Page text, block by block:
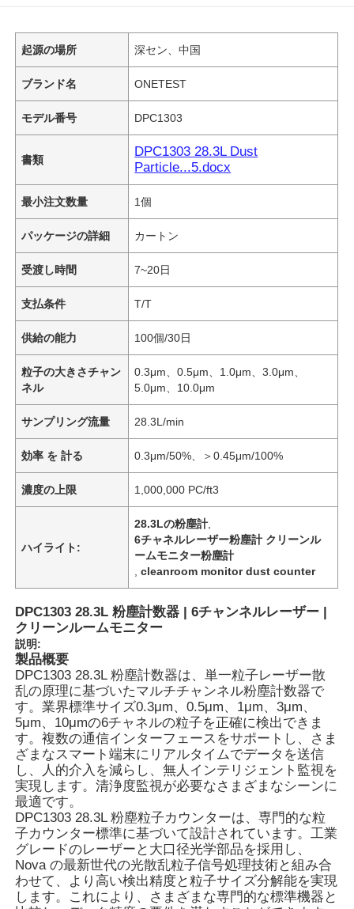
起源の場所 深セン、中国
ブランド名 ONETEST
モデル番号 DPC1303
書類
DPC1303 28.3L Dust
Particle...5.docx
最小注文数量 1個
パッケージの詳細 カートン
受渡し時間 7~20日
支払条件 T/T
供給の能力 100個/30日
粒子の大きさチャン
ネル
0.3μm、0.5μm、1.0μm、3.0μm、
5.0μm、10.0μm
サンプリング流量 28.3L/min
効率 を 計る 0.3μm/50%、＞0.45μm/100%
濃度の上限 1,000,000 PC/ft3
ハイライト:
28.3Lの粉塵計,
6チャネルレーザー粉塵計 クリーンル
ームモニター粉塵計
,cleanroom monitor dust counter
DPC1303 28.3L 粉塵計数器 | 6チャンネルレーザー |
クリーンルームモニター
説明:
製品概要
DPC1303 28.3L 粉塵計数器は、単一粒子レーザー散
乱の原理に基づいたマルチチャンネル粉塵計数器で
す。業界標準サイズ0.3μm、0.5μm、1μm、3μm、
5μm、10μmの6チャネルの粒子を正確に検出できま
す。複数の通信インターフェースをサポートし、さま
ざまなスマート端末にリアルタイムでデータを送信
し、人的介入を減らし、無人インテリジェント監視を
実現します。清浄度監視が必要なさまざまなシーンに
最適です。
DPC1303 28.3L 粉塵粒子カウンターは、専門的な粒
子カウンター標準に基づいて設計されています。工業
グレードのレーザーと大口径光学部品を採用し、
Nova の最新世代の光散乱粒子信号処理技術と組み合
わせて、より高い検出精度と粒子サイズ分解能を実現
します。これにより、さまざまな専門的な標準機器と